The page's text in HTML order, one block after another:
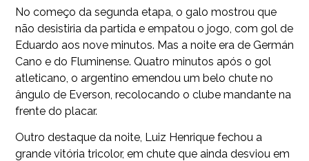
No começo da segunda etapa, o galo mostrou que
não desistiria da partida e empatou o jogo, com gol de
Eduardo aos nove minutos. Mas a noite era de Germán
Cano e do Fluminense. Quatro minutos após o gol
atleticano, o argentino emendou um belo chute no
ângulo de Everson, recolocando o clube mandante na
frente do placar.
Outro destaque da noite, Luiz Henrique fechou a
grande vitória tricolor, em chute que ainda desviou em